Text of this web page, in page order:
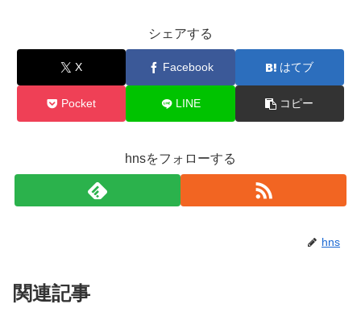
シェアする
X Facebook はてブ
Pocket LINE コピー
hnsをフォローする
hns
関連記事